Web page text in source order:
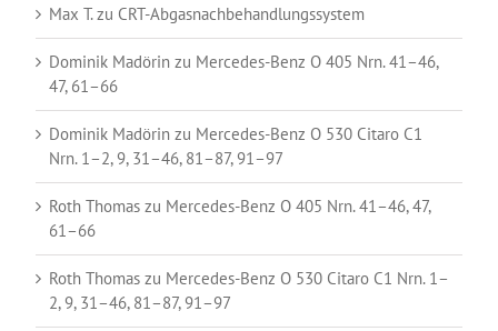
Max T.zu CRT-Abgasnachbehandlungssystem
Dominik Madörin zu Mercedes-Benz O 405 Nrn. 41–46,
47, 61–66
Dominik Madörin zu Mercedes-Benz O 530 Citaro C1
Nrn. 1–2, 9, 31–46, 81–87, 91–97
Roth Thomas zu Mercedes-Benz O 405 Nrn. 41–46, 47,
61–66
Roth Thomas zu Mercedes-Benz O 530 Citaro C1 Nrn. 1–
2, 9, 31–46, 81–87, 91–97